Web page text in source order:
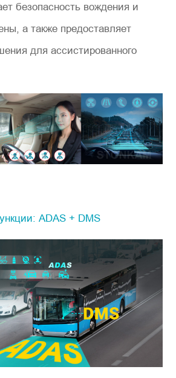
безопасность вождения и
а также предоставляет
для ассистированного
ADAS + DMS